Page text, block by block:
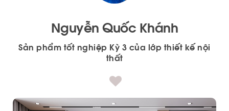
Nguyễn Quốc Khánh
Sản phẩm tốt nghiệp Kỳ 3 của lớp thiết kế nội
thất